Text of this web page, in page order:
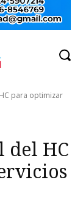
para optimizar
del HC